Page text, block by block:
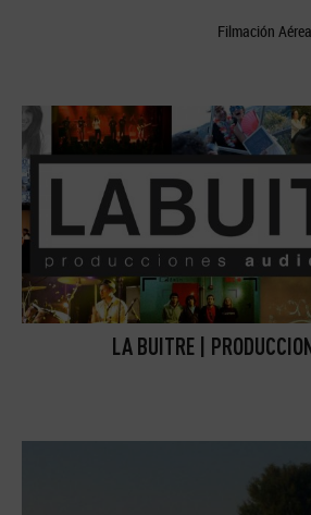
Filmación
LA BUITRE |